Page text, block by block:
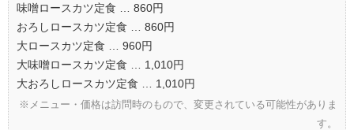
味噌ロースカツ定食 … 860円
おろしロースカツ定食 … 860円
大ロースカツ定食 … 960円
大味噌ロースカツ定食 … 1,010円
大おろしロースカツ定食 … 1,010円
※メニュー・価格は訪問時のもので、変更されている可能性がありま
す。